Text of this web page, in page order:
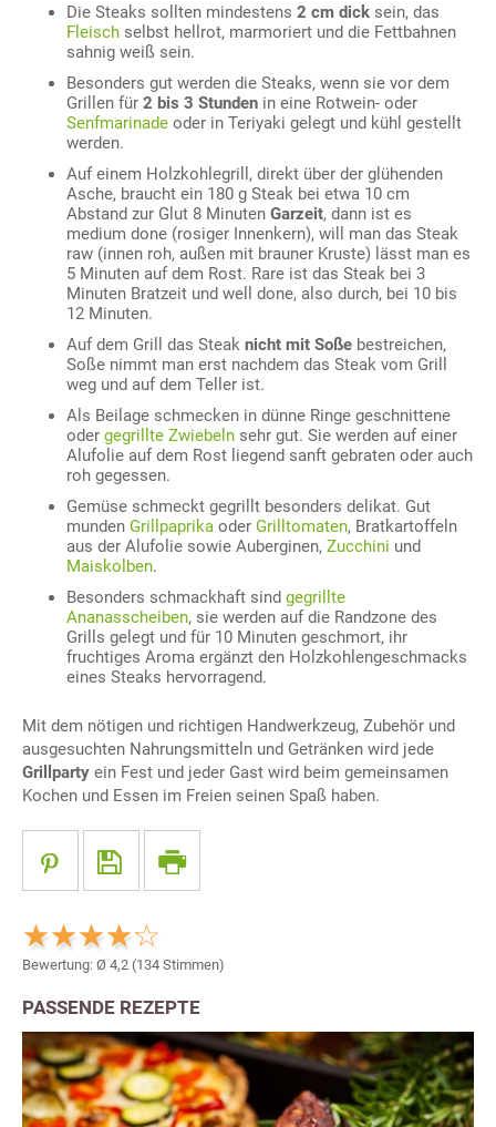
Die Steaks sollten mindestens 2 cm dick sein, das
Fleisch selbst hellrot, marmoriert und die Fettbahnen
sahnig weiß sein.
Besonders gut werden die Steaks, wenn sie vor dem
Grillen für 2 bis 3 Stunden in eine Rotwein- oder
Senfmarinade oder in Teriyaki gelegt und kühl gestellt
werden.
Auf einem Holzkohlegrill, direkt über der glühenden
Asche, braucht ein 180 g Steak bei etwa 10 cm
Abstand zur Glut 8 Minuten Garzeit, dann ist es
medium done (rosiger Innenkern), will man das Steak
raw (innen roh, außen mit brauner Kruste) lässt man es
5 Minuten auf dem Rost. Rare ist das Steak bei 3
Minuten Bratzeit und well done, also durch, bei 10 bis
12 Minuten.
Auf dem Grill das Steak nicht mit Soße bestreichen,
Soße nimmt man erst nachdem das Steak vom Grill
weg und auf dem Teller ist.
Als Beilage schmecken in dünne Ringe geschnittene
oder gegrillte Zwiebeln sehr gut. Sie werden auf einer
Alufolie auf dem Rost liegend sanft gebraten oder auch
roh gegessen.
Gemüse schmeckt gegrillt besonders delikat. Gut
munden Grillpaprika oder Grilltomaten, Bratkartoffeln
aus der Alufolie sowie Auberginen, Zucchini und
Maiskolben.
Besonders schmackhaft sind gegrillte
Ananasscheiben, sie werden auf die Randzone des
Grills gelegt und für 10 Minuten geschmort, ihr
fruchtiges Aroma ergänzt den Holzkohlengeschmacks
eines Steaks hervorragend.
Mit dem nötigen und richtigen Handwerkzeug, Zubehör und
ausgesuchten Nahrungsmitteln und Getränken wird jede
Grillparty ein Fest und jeder Gast wird beim gemeinsamen
Kochen und Essen im Freien seinen Spaß haben.
Bewertung: Ø 4,2 (134 Stimmen)
PASSENDE REZEPTE